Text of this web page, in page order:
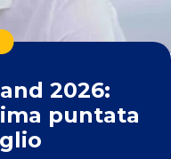
2026:
puntata